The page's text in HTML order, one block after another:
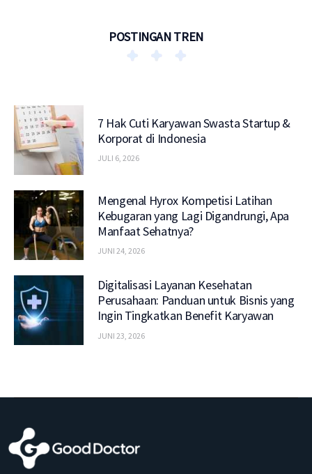
POSTINGAN TREN
7 Hak Cuti Karyawan Swasta Startup &
Korporat di Indonesia
JULI 6, 2026
Mengenal Hyrox Kompetisi Latihan
Kebugaran yang Lagi Digandrungi, Apa
Manfaat Sehatnya?
JUNI 24, 2026
Digitalisasi Layanan Kesehatan
Perusahaan: Panduan untuk Bisnis yang
Ingin Tingkatkan Benefit Karyawan
JUNI 23, 2026